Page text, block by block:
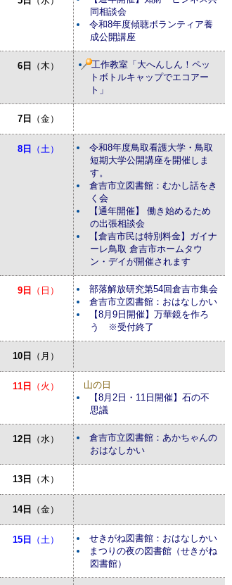
同相談会
令和8年度傾聴ボランティア養
成公開講座
6日 （木）
工作教室「大へんしん！ペッ
トボトルキャップでエコアー
ト」
7日 （金）
8日 （土）
令和8年度鳥取看護大学・鳥取
短期大学公開講座を開催しま
す。
倉吉市立図書館：むかし話をき
く会
【通年開催】 働き始めるため
の出張相談会
【倉吉市民は特別料金】ガイナ
ーレ鳥取 倉吉市ホームタウ
ン・デイが開催されます
9日 （日）
部落解放研究第54回倉吉市集会
倉吉市立図書館：おはなしかい
【8月9日開催】万華鏡を作ろ
う ※受付終了
10日 （月）
11日 （火）
山の日
【8月2日・11日開催】石の不
思議
12日 （水）
倉吉市立図書館：あかちゃんの
おはなしかい
13日 （木）
14日 （金）
15日 （土）
せきがね図書館：おはなしかい
まつりの夜の図書館（せきがね
図書館）